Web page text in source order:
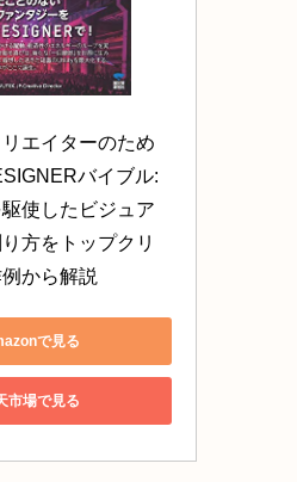
エイターのため
バイブル:
使したビジュア
方をトップクリ
から解説
で見る
市場で見る